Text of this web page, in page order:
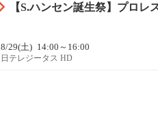
【S.ハンセン誕生祭】プロ
8/29(土) 14:00～16:00
日テレジータス HD